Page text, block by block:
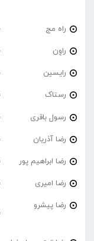
راه مج
راوِن
رایسین
رستاک
رسول باقری
رضا آذریان
رضا ابراهیم پور
رضا امیری
رضا پیشرو